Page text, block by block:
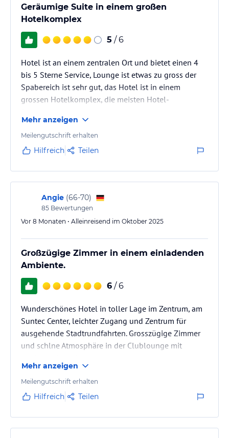
Geräumige Suite in einem großen
Hotelkomplex
5 / 6
Hotel ist an einem zentralen Ort und bietet einen 4
bis 5 Sterne Service, Lounge ist etwas zu gross der
Spabereich ist sehr gut, das Hotel ist in einem
grossen Hotelkomplex, die meisten Hotel-
werden.
Mehr anzeigen
Meilengutschrift erhalten
Hilfreich Teilen
Angie (66-70)
85 Bewertungen
Vor 8 Monaten • Alleinreisend im Oktober 2025
Großzügige Zimmer in einem einladenden
Ambiente.
6 / 6
Wunderschönes Hotel in toller Lage im Zentrum, am
Suntec Center, leichter Zugang und Zentrum für
ausgehende Stadtrundfahrten. Grosszügige Zimmer
und schlne Atmosphäre in der Clublounge mit
Mehr anzeigen
Meilengutschrift erhalten
Hilfreich Teilen